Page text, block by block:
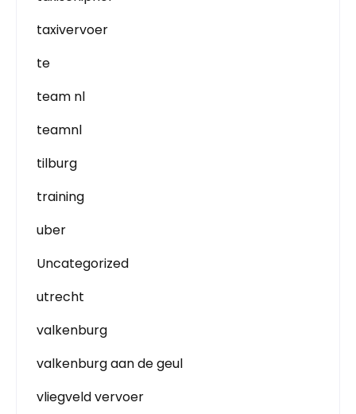
taxivervoer
te
team nl
teamnl
tilburg
training
uber
Uncategorized
utrecht
valkenburg
valkenburg aan de geul
vliegveld vervoer